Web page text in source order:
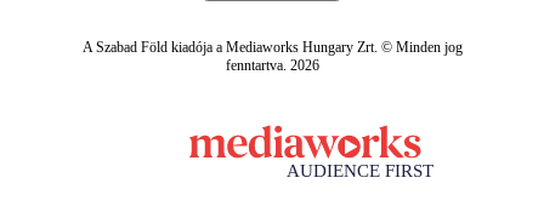
A Szabad Föld kiadója a Mediaworks Hungary Zrt. © Minden jog
fenntartva. 2026